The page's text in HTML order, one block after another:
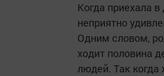
Когда приехала
неприятно
Одним словом,
ходит половина
людей. Так когда